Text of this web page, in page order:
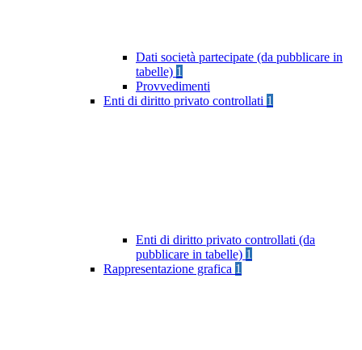
Dati società partecipate (da pubblicare in
tabelle) 1
Provvedimenti
Enti di diritto privato controllati 1
Enti di diritto privato controllati (da
pubblicare in tabelle) 1
Rappresentazione grafica 1